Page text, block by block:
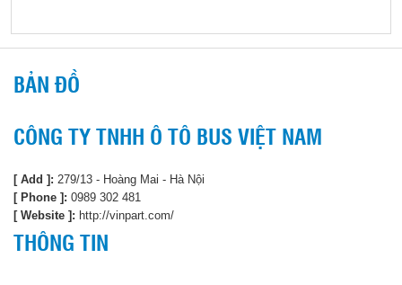
BẢN ĐỒ
CÔNG TY TNHH Ô TÔ BUS VIỆT NAM
[ Add ]: 279/13 - Hoàng Mai - Hà Nội
[ Phone ]: 0989 302 481
[ Website ]: http://vinpart.com/
THÔNG TIN